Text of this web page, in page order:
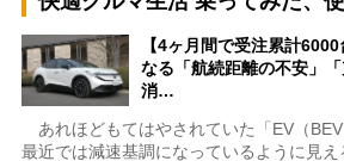
【4ヶ月間で受注累計
なる「航続距離の不安」
消…
あれほどもてはやされていた「EV（BEV
最近では減速基調になっているように見